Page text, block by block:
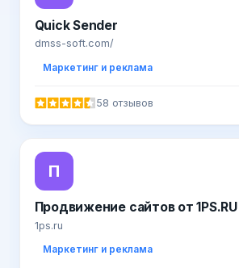
Quick Sender
dmss-soft.com/
Маркетинг и реклама
58 отзывов
П
Продвижение сайтов от 1PS.RU
1ps.ru
Маркетинг и реклама